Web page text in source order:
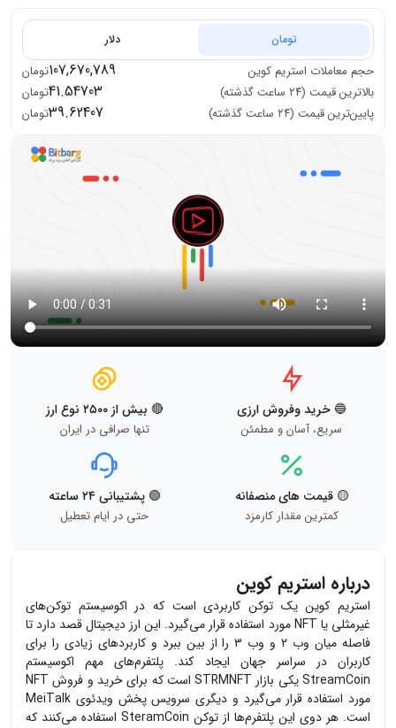
تومان دلار
حجم معاملات استریم کوین 107,670,789تومان
بالاترین قیمت (۲۴ ساعت گذشته)
41.54703تومان
پایین‌ترین قیمت (۲۴ ساعت گذشته)
39.62407تومان
🔵 خرید وفروش ارزی
سریع، آسان و مطمئن
🔴 بیش از ۲۵۰۰ نوع ارز
تنها صرافی در ایران
🟡 قیمت های منصفانه
کمترین مقدار کارمزد
🟢 پشتیبانی ۲۴ ساعته
حتی در ایام تعطیل
درباره استریم کوین
استریم کوین یک توکن کاربردی است که در اکوسیستم توکن‌های
غیرمثلی یا NFTمورد استفاده قرار می‌گیرد. این ارز دیجیتال قصد دارد تا
فاصله میان وب ۲ و وب ۳ را از بین ببرد و کاربردهای زیادی را برای
کاربران در سراسر جهان ایجاد کند. پلتفرم‌های مهم اکوسیستم
StreamCoinیکی بازار STRMNFTاست که برای خرید و فروش NFT
مورد استفاده قرار می‌گیرد و دیگری سرویس پخش ویدئوی MeiTalk
است. هر دوی این پلتفرم‌ها از توکن SteramCoin استفاده می‌کنند که